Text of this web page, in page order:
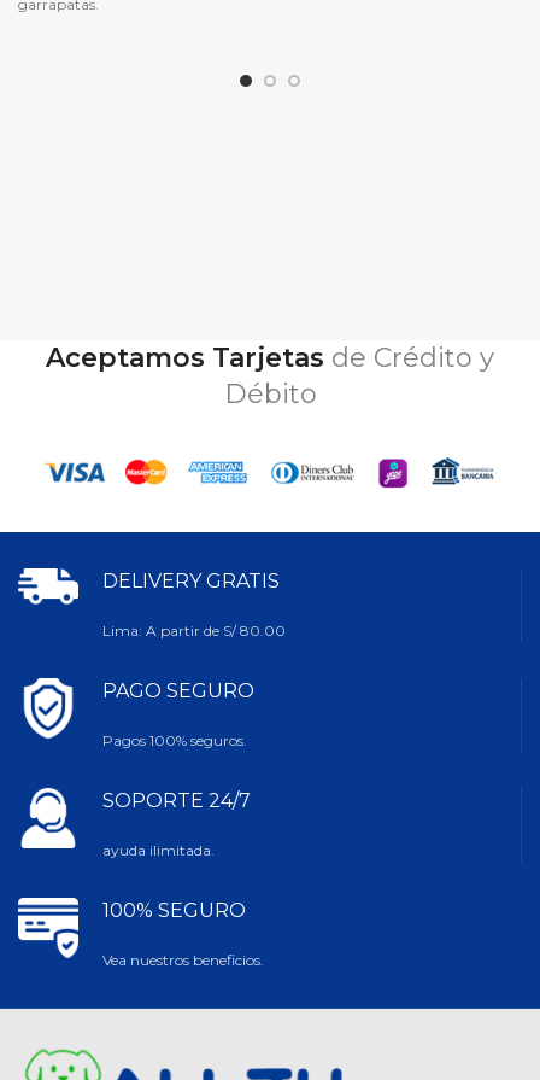
garrapatas.
Aceptamos Tarjetas de Crédito y
Débito
DELIVERY GRATIS
Lima: A partir de S/ 80.00
PAGO SEGURO
Pagos 100% seguros.
SOPORTE 24/7
ayuda ilimitada.
100% SEGURO
Vea nuestros beneficios.